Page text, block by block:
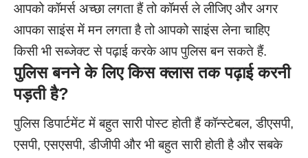
आपको कॉमर्स अच्छा लगता हैं तो कॉमर्स ले लीजिए और अगर
आपका साइंस में मन लगता है तो आपको साइंस लेना चाहिए
किसी भी सब्जेक्ट से पढ़ाई करके आप पुलिस बन सकते हैं.
पुलिस बनने के लिए किस क्लास तक पढ़ाई करनी
पड़ती है?
पुलिस डिपार्टमेंट में बहुत सारी पोस्ट होती हैं कॉन्स्टेबल, डीएसपी,
एसपी, एसएसपी, डीजीपी और भी बहुत सारी होती है और सबके